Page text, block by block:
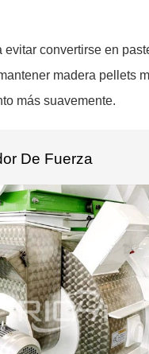
evitar convertirse en
madera pellets
más suavemente.
De Fuerza